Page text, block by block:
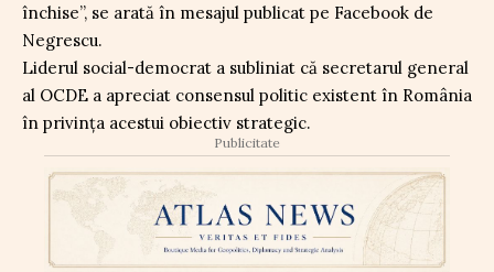
închise”, se arată în mesajul publicat pe Facebook de
Negrescu.
Liderul social-democrat a subliniat că secretarul general
al OCDE a apreciat consensul politic existent în România
în privința acestui obiectiv strategic.
Publicitate